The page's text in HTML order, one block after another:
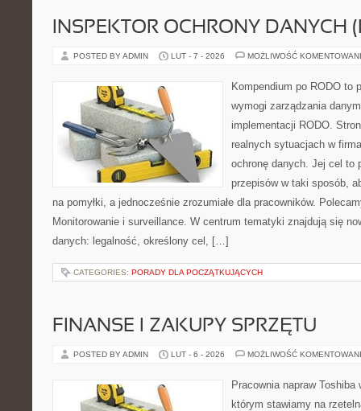
INSPEKTOR OCHRONY DANYCH
POSTED BY ADMIN LUT - 7 - 2026 MOŻLIWOŚĆ
Kompendium po RODO to
wymogi zarządzania
implementacji RODO.
realnych sytuacjach w
ochronę danych. Jej cel to
przepisów w taki sposób,
na pomyłki, a jednocześnie zrozumiałe dla pracowników.
Monitorowanie i surveillance. W centrum tematyki znajdują się
danych: legalność, określony cel, […]
CATEGORIES: PORADY DLA POCZĄTKUJĄCYCH
FINANSE I ZAKUPY SPRZĘTU
POSTED BY ADMIN LUT - 6 - 2026 MOŻLIWOŚĆ
Pracownia napraw
którym stawiamy na